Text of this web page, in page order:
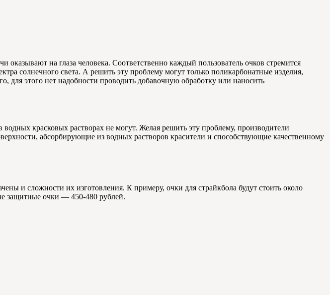
на глаза человека. Соответственно каждый пользователь очков стремится
солнечного света. А решить эту проблему могут только поликарбонатные изделия,
этого нет надобности проводить добавочную обработку или наносить
красковых растворах не могут. Желая решить эту проблему, производители
абсорбирующие из водных растворов красители и способствующие качественному
и сложности их изготовления. К примеру, очки для страйкбола будут стоить около
защитные очки — 450-480 рублей.